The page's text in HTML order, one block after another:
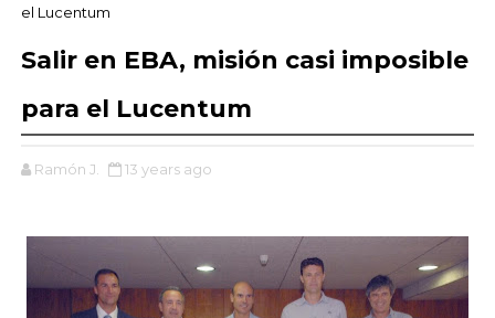
el Lucentum
Salir en EBA, misión casi imposible
para el Lucentum
Ramón J. 13 years ago